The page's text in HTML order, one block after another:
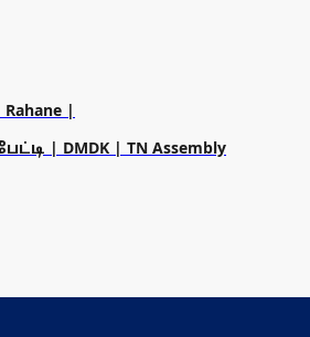
|
DMDK | TN Assembly